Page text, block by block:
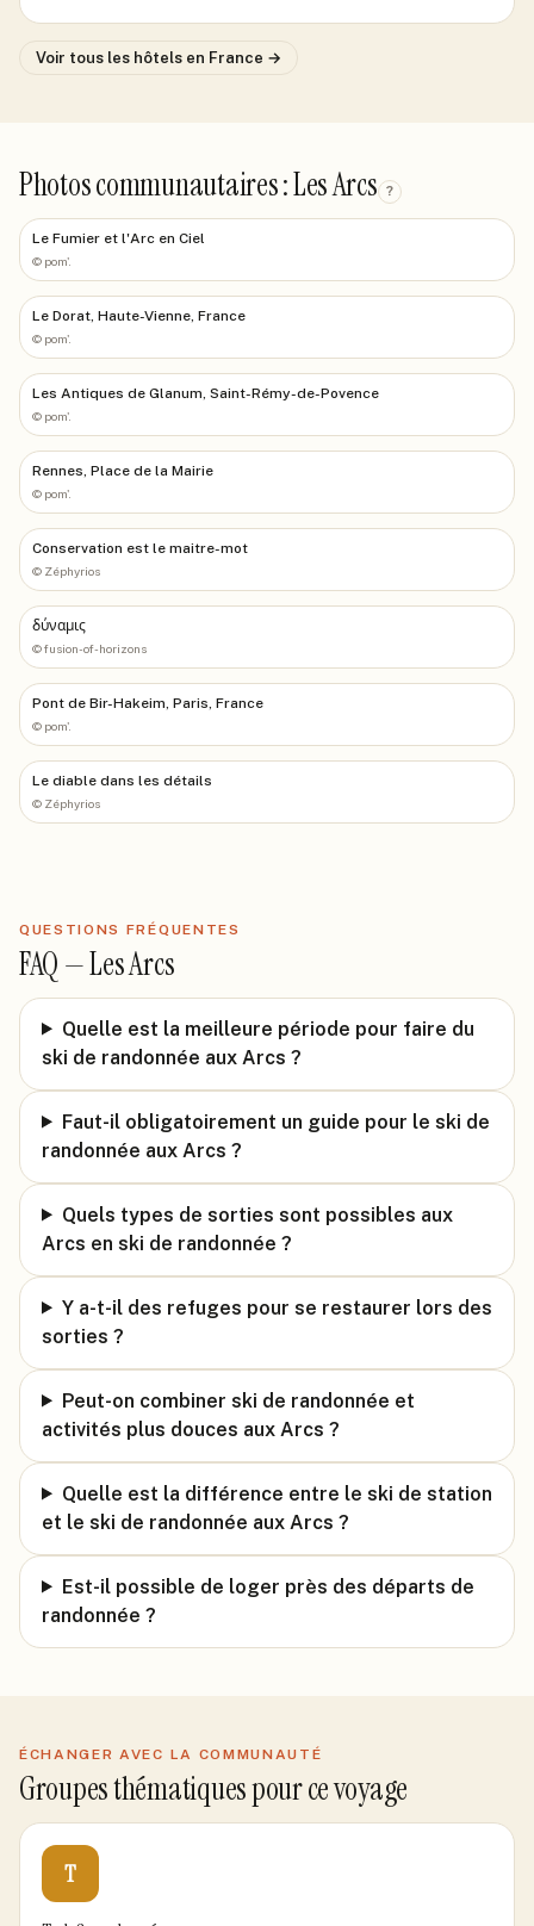
Voir tous les hôtels en France →
Photos communautaires : Les Arcs ?
Le Fumier et l'Arc en Ciel
© pom'.
Le Dorat, Haute-Vienne, France
© pom'.
Les Antiques de Glanum, Saint-Rémy-de-Povence
© pom'.
Rennes, Place de la Mairie
© pom'.
Conservation est le maitre-mot
© Zéphyrios
δύναμις
©fusion-of-horizons
Pont de Bir-Hakeim, Paris, France
© pom'.
Le diable dans les détails
© Zéphyrios
QUESTIONS FRÉQUENTES
FAQ —Les Arcs
Quelle est la meilleure période pour faire du
ski de randonnée aux Arcs ?
Faut-il obligatoirement un guide pour le ski de
randonnée aux Arcs ?
Quels types de sorties sont possibles aux
Arcs en ski de randonnée ?
Y a-t-il des refuges pour se restaurer lors des
sorties ?
Peut-on combiner ski de randonnée et
activités plus douces aux Arcs ?
Quelle est la différence entre le ski de station
et le ski de randonnée aux Arcs ?
Est-il possible de loger près des départs de
randonnée ?
ÉCHANGER AVEC LA COMMUNAUTÉ
Groupes thématiques pour ce voyage
T